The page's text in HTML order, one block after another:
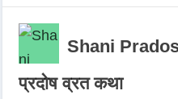
Shani
प्रदोष व्रत कथा